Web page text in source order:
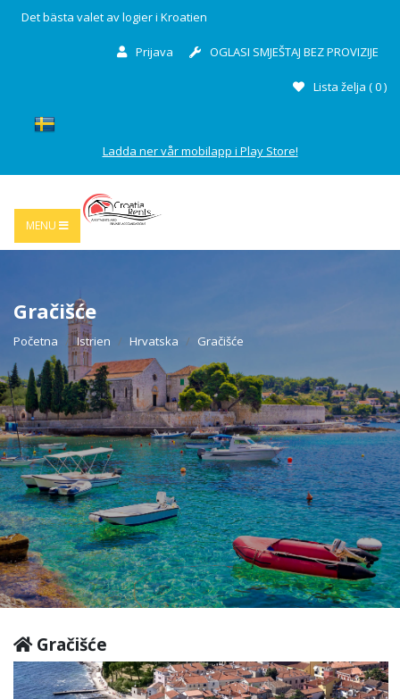
Det bästa valet av logier i Kroatien
Prijava OGLASI SMJEŠTAJ BEZ PROVIZIJE
Lista želja (0)
Ladda ner vår mobilapp i Play Store!
MENU
Gračišće
Početna Istrien Hrvatska Gračišće
Gračišće